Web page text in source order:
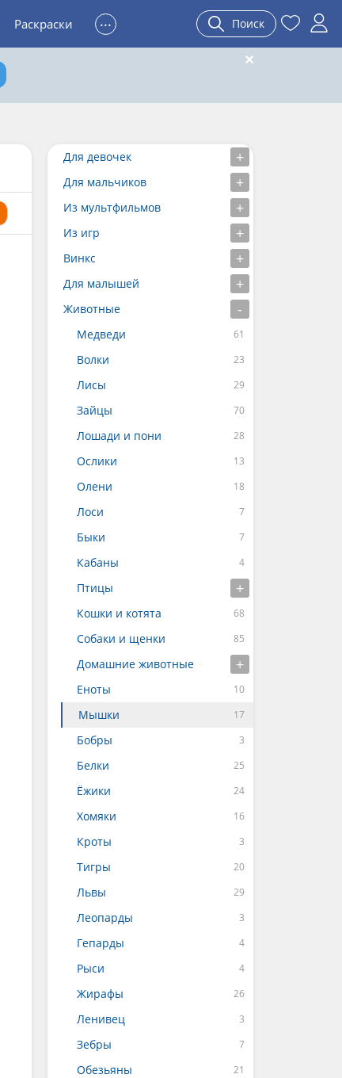
Раскраски ... Поиск
Для девочек
Для мальчиков
Из мультфильмов
Из игр
Винкс
Для малышей
Животные
Медведи
Волки
Лисы
Зайцы
Лошади и пони
Ослики
Олени
Лоси
Быки
Кабаны
Птицы
Кошки и котята
Собаки и щенки
Домашние животные
Еноты
Мышки
Бобры
Белки
Ёжики
Хомяки
Кроты
Тигры
Львы
Леопарды
Гепарды
Рыси
Жирафы
Ленивец
Зебры
Обезьяны